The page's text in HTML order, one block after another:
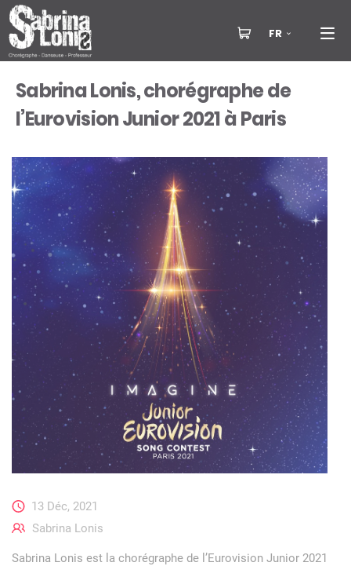
FR
Sabrina Lonis, chorégraphe de
l’Eurovision Junior 2021 à Paris
13 Déc, 2021
Sabrina Lonis
Sabrina Lonis est la chorégraphe de l’Eurovision Junior 2021